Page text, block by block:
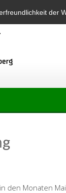
der
den Monaten